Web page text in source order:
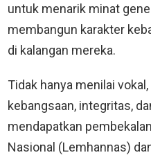
untuk menarik minat
membangun karakter
di kalangan mereka.
Tidak hanya menilai
kebangsaan, integritas,
mendapatkan
Nasional (Lemhannas)